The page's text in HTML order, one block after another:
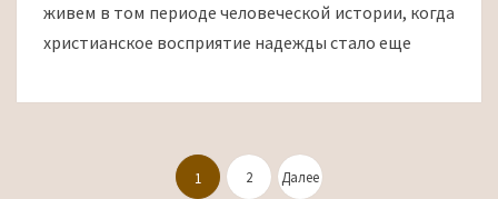
живем в том периоде человеческой истории, когда
христианское восприятие надежды стало еще
Пагинация
записей
1 2 Далее